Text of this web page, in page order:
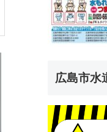
広島市水